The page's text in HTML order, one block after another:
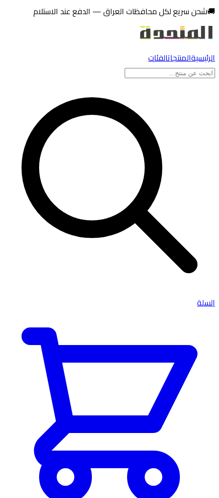
تخطي إلى المحتوى
🚚شحن سريع لكل محافظات العراق — الدفع عند الاستلام
الرئيسيةالمنتجاتالفئات
السلة